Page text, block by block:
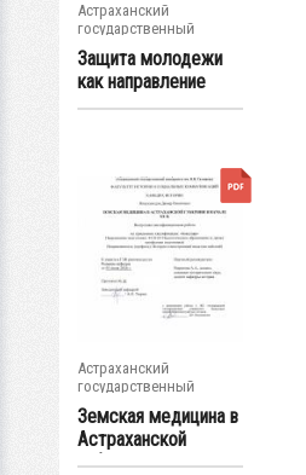
Астраханский
государственный
университет
Защита молодежи
как направление
государственной...
Астраханский
государственный
университет
Земская медицина в
Астраханской
губернии в начале...